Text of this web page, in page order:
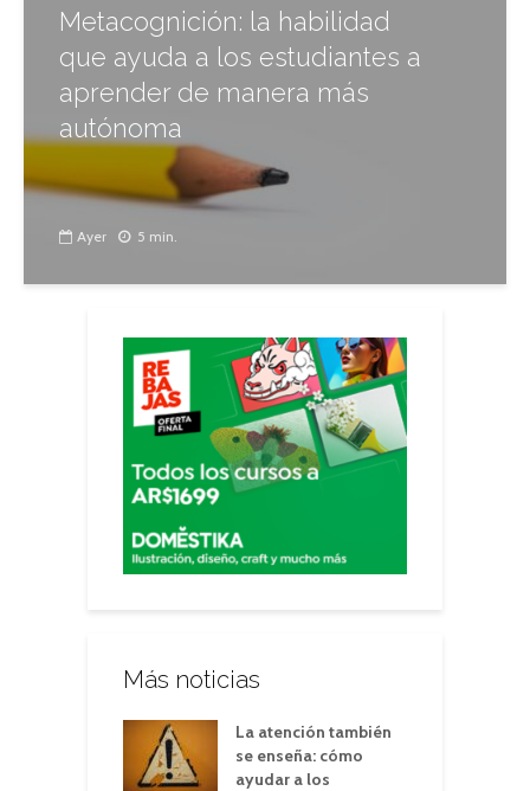
Metacognición: la habilidad
que ayuda a los estudiantes a
aprender de manera más
autónoma
Ayer 5 min.
Más noticias
La atención también
se enseña: cómo
ayudar a los